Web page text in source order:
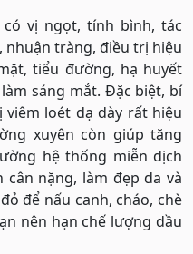
vị ngọt, tính bình, tác
nhuận tràng, điều trị hiệu
tiểu đường, hạ huyết
sáng mắt. Đặc biệt, bí
loét dạ dày rất hiệu
xuyên còn giúp tăng
hệ thống miễn dịch
nặng, làm đẹp da và
để nấu canh, cháo, chè
nên hạn chế lượng dầu